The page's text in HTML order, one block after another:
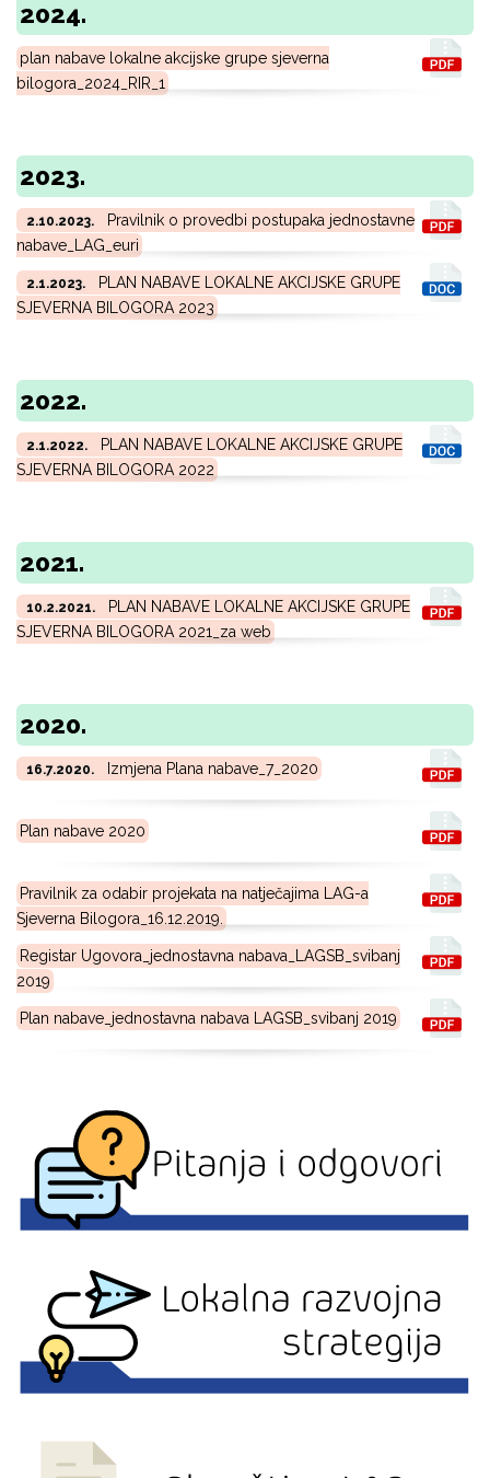
2024.
plan nabave lokalne akcijske grupe sjeverna
bilogora_2024_RIR_1
2023.
2.10.2023.
Pravilnik o provedbi postupaka jednostavne
nabave_LAG_euri
2.1.2023.
PLAN NABAVE LOKALNE AKCIJSKE GRUPE
SJEVERNA BILOGORA 2023
2022.
2.1.2022.
PLAN NABAVE LOKALNE AKCIJSKE GRUPE
SJEVERNA BILOGORA 2022
2021.
10.2.2021.
PLAN NABAVE LOKALNE AKCIJSKE GRUPE
SJEVERNA BILOGORA 2021_za web
2020.
16.7.2020. Izmjena Plana nabave_7_2020
Plan nabave 2020
Pravilnik za odabir projekata na natječajima LAG-a
Sjeverna Bilogora_16.12.2019.
Registar Ugovora_jednostavna nabava_LAGSB_svibanj
2019
Plan nabave_jednostavna nabava LAGSB_svibanj 2019